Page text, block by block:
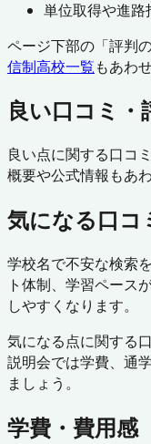
単位取得や進路
ページ下部の「評判
信制高校一覧もあわ
良い口コミ
良い点に関する口コ
概要や公式情報もあ
気になる口コ
学校名で不安な検索
ト体制、学習ペース
しやすくなります。
気になる点に関する
説明会では学費、通
ましょう。
学費・費用感